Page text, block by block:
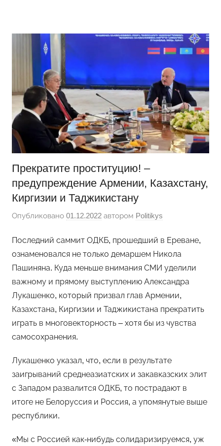
содержимому
Прекратите проституцию! –
предупреждение Армении, Казахстану,
Киргизии и Таджикистану
Опубликовано 01.12.2022 автором Politikys
Последний саммит ОДКБ, прошедший в Ереване,
ознаменовался не только демаршем Никола
Пашиняна. Куда меньше внимания СМИ уделили
важному и прямому выступлению Александра
Лукашенко, который призвал глав Армении,
Казахстана, Киргизии и Таджикистана прекратить
играть в многовекторность – хотя бы из чувства
самосохранения.
Лукашенко указал, что, если в результате
заигрываний среднеазиатских и закавказских элит
с Западом развалится ОДКБ, то пострадают в
итоге не Белоруссия и Россия, а упомянутые выше
республики.
«Мы с Россией как-нибудь солидаризируемся, уж